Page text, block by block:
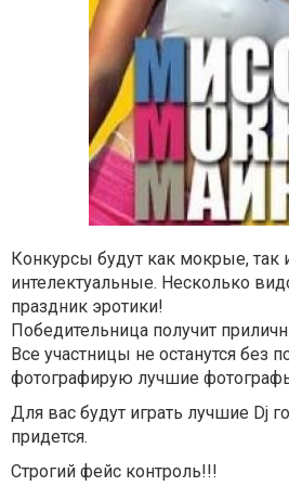
Конкурсы будут как мокрые, так
интелектуальные. Несколько
праздник эротики!
Победительница получит
Все участницы не останутся без
фотографирую лучшие
Для вас будут играть лучшие Dj
придется.
Строгий фейс контроль!!!